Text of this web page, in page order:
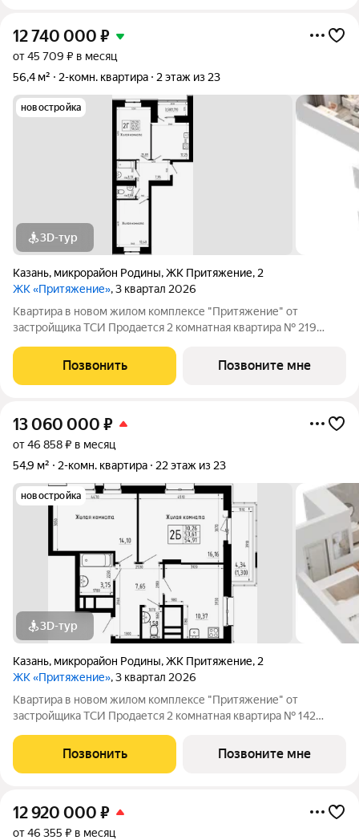
12 740 000 ₽
от 45 709 ₽ в месяц
56,4 м²
2-комн. квартира 2 этаж из 23
новостройка
3D-тур
Казань, микрорайон Родины,ЖК Притяжение, 2
ЖК «Притяжение», 3 квартал 2026
Квартира в новом жилом комплексе "Притяжение" от
застройщика ТСИ Продается 2 комнатная квартира № 219
дома. О КОМПЛЕКСЕ ЖК «Притяжение» это комфорт и
эстетика в каждом метре. Четыре дома
Позвонить Позвоните мне
13 060 000 ₽
от 46 858 ₽ в месяц
54,9 м²
2-комн. квартира 22 этаж из 23
новостройка
3D-тур
Казань, микрорайон Родины,ЖК Притяжение, 2
ЖК «Притяжение», 3 квартал 2026
Квартира в новом жилом комплексе "Притяжение" от
застройщика ТСИ Продается 2 комнатная квартира № 142
этажного дома. О КОМПЛЕКСЕ ЖК «Притяжение» это комфорт
и эстетика в каждом метре. Четыре дома
Позвонить Позвоните мне
12 920 000 ₽
от 46 355 ₽ в месяц